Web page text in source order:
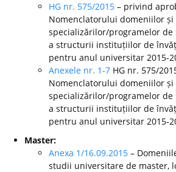
HG nr. 575/2015 – privind
Nomenclatorului domeniilor și
specializărilor/programelor
a structurii instituțiilor de
pentru anul universitar 2015-
Anexele nr. 1-7 HG nr. 575/
Nomenclatorului domeniilor și
specializărilor/programelor
a structurii instituțiilor de
pentru anul universitar 2015-
Master:
Anexa 1/16.09.2015 –
studii universitare de master,